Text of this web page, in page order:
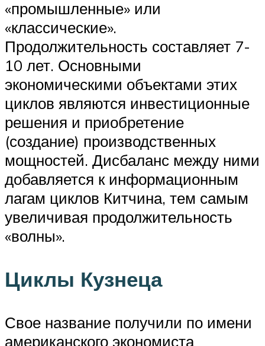
«промышленные» или
«классические».
Продолжительность составляет 7-
10 лет. Основными
экономическими объектами этих
циклов являются инвестиционные
решения и приобретение
(создание) производственных
мощностей. Дисбаланс между ними
добавляется к информационным
лагам циклов Китчина, тем самым
увеличивая продолжительность
«волны».
Циклы Кузнеца
Свое название получили по имени
американского экономиста